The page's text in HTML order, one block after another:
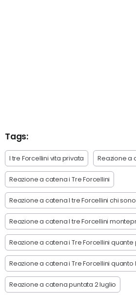
Tags:
I tre Forcellini vita privata Reazione a
Reazione a catena i Tre Forcellini
Reazione a catena I tre Forcellini chi sono
Reazione a catena I tre Forcellini
Reazione a catena i Tre Forcellini quante
Reazione a catena i Tre Forcellini quanto
Reazione a catena puntata 2 luglio